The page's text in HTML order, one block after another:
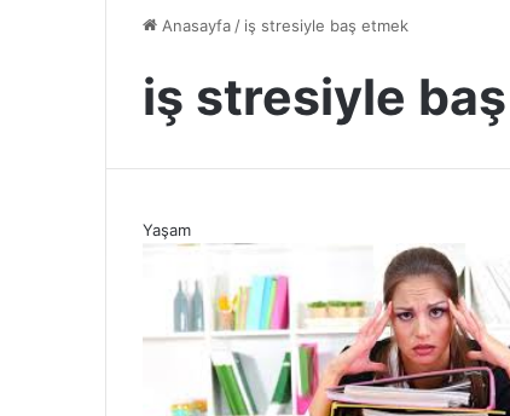
Anasayfa / iş stresiyle baş etmek
iş stresiyle
Yaşam